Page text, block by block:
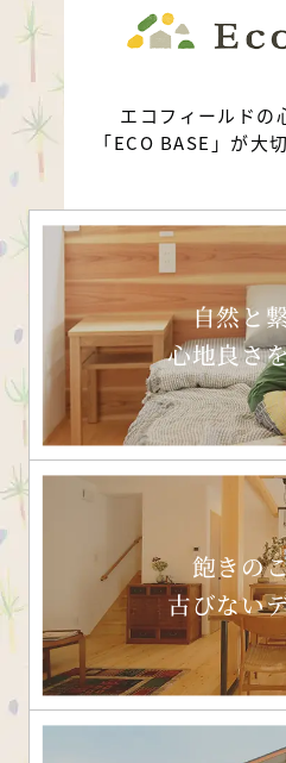
エコフィールドの
「ECO BASE」が大
自然と
心地良さ
飽きの
古びない